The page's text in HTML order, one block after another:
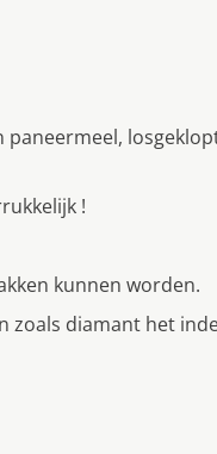
paneermeel,
!
kunnen worden.
zoals diamant het